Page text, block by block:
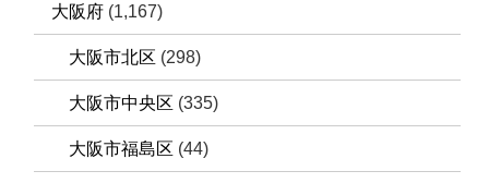
大阪府 (1,167)
大阪市北区 (298)
大阪市中央区 (335)
大阪市福島区 (44)